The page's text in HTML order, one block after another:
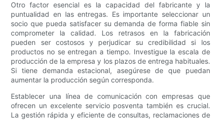
Otro factor esencial es la capacidad del fabricante y la
puntualidad en las entregas. Es importante seleccionar un
socio que pueda satisfacer su demanda de forma fiable sin
comprometer la calidad. Los retrasos en la fabricación
pueden ser costosos y perjudicar su credibilidad si los
productos no se entregan a tiempo. Investigue la escala de
producción de la empresa y los plazos de entrega habituales.
Si tiene demanda estacional, asegúrese de que puedan
aumentar la producción según corresponda.
Establecer una línea de comunicación con empresas que
ofrecen un excelente servicio posventa también es crucial.
La gestión rápida y eficiente de consultas, reclamaciones de